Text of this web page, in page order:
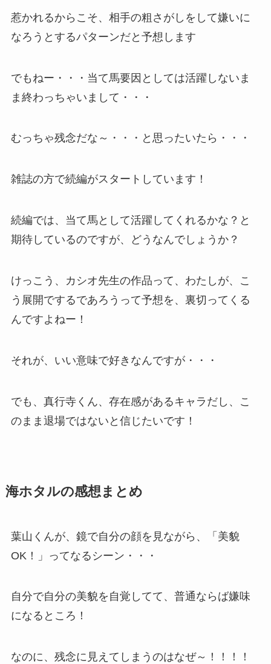
惹かれるからこそ、相手の粗さがしをして嫌いに
なろうとするパターンだと予想します
でもねー・・・当て馬要因としては活躍しないま
ま終わっちゃいまして・・・
むっちゃ残念だな～・・・と思ったいたら・・・
雑誌の方で続編がスタートしています！
続編では、当て馬として活躍してくれるかな？と
期待しているのですが、どうなんでしょうか？
けっこう、カシオ先生の作品って、わたしが、こ
う展開でするであろうって予想を、裏切ってくる
んですよねー！
それが、いい意味で好きなんですが・・・
でも、真行寺くん、存在感があるキャラだし、こ
のまま退場ではないと信じたいです！
海ホタルの感想まとめ
葉山くんが、鏡で自分の顔を見ながら、「美貌
OK！」ってなるシーン・・・
自分で自分の美貌を自覚してて、普通ならば嫌味
になるところ！
なのに、残念に見えてしまうのはなぜ～！！！！